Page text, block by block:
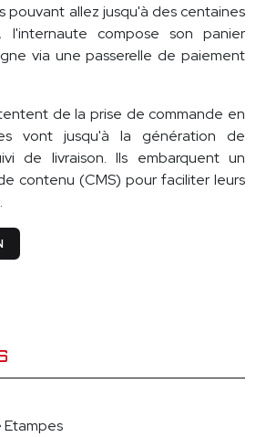
pouvant allez jusqu'à des centaines
l'internaute compose son panier
via une passerelle de paiement
de la prise de commande en
vont jusqu'à la génération de
de livraison. Ils embarquent un
contenu (CMS) pour faciliter leurs